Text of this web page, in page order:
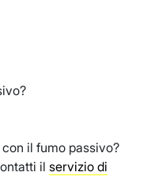
il fumo passivo?
il servizio di